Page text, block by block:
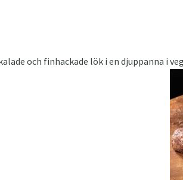
och finhackade lök i en djuppanna i